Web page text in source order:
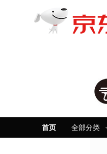
首页 全部分类